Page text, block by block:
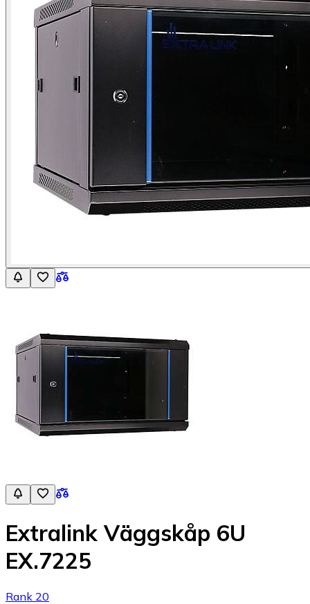
Extralink Väggskåp 6U
EX.7225
Rank 20